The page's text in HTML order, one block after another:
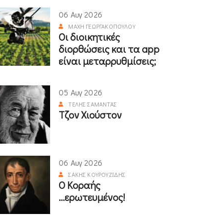
06 Αυγ 2026
ΜΆΧΗ ΓΕΩΡΓΑΚΟΠΟΎΛΟΥ
Οι διοικητικές
διορθώσεις και τα app
είναι μεταρρυθμίσεις;
05 Αυγ 2026
ΤΈΛΗΣ ΣΑΜΑΝΤΆΣ
Τζον Χιούστον
06 Αυγ 2026
ΣΆΚΗΣ ΚΟΥΡΟΥΖΊΔΗΣ
Ο Κοραής
...ερωτευμένος!